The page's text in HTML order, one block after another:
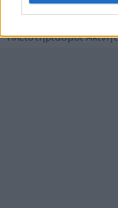
Σχετικές
Πλειστηριασμοί